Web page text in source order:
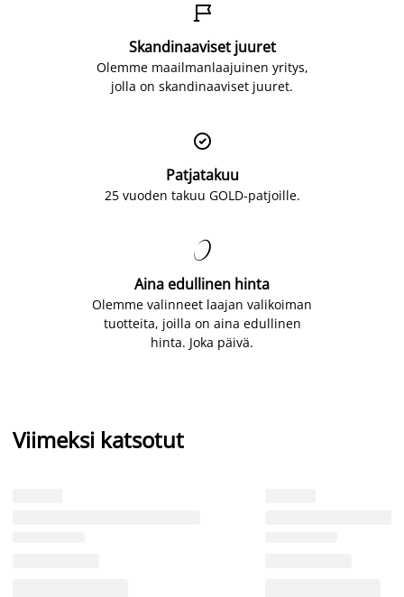

Skandinaaviset juuret
Olemme maailmanlaajuinen yritys,
jolla on skandinaaviset juuret.

Patjatakuu
25 vuoden takuu GOLD-patjoille.

Aina edullinen hinta
Olemme valinneet laajan valikoiman
tuotteita, joilla on aina edullinen
hinta. Joka päivä.
Viimeksi katsotut